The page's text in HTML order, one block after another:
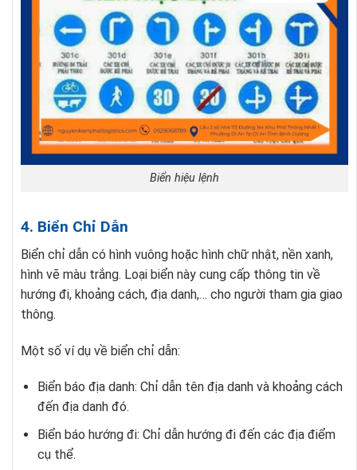
Biển hiệu lệnh
4. Biển Chỉ Dẫn
Biển chỉ dẫn có hình vuông hoặc hình chữ nhật, nền xanh,
hình vẽ màu trắng. Loại biển này cung cấp thông tin về
hướng đi, khoảng cách, địa danh,… cho người tham gia giao
thông.
Một số ví dụ về biển chỉ dẫn:
Biển báo địa danh: Chỉ dẫn tên địa danh và khoảng cách
đến địa danh đó.
Biển báo hướng đi: Chỉ dẫn hướng đi đến các địa điểm
cụ thể.